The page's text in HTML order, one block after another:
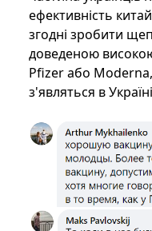
ефективність
згодні зробити
доведеною
Pfizer або
з'являться в